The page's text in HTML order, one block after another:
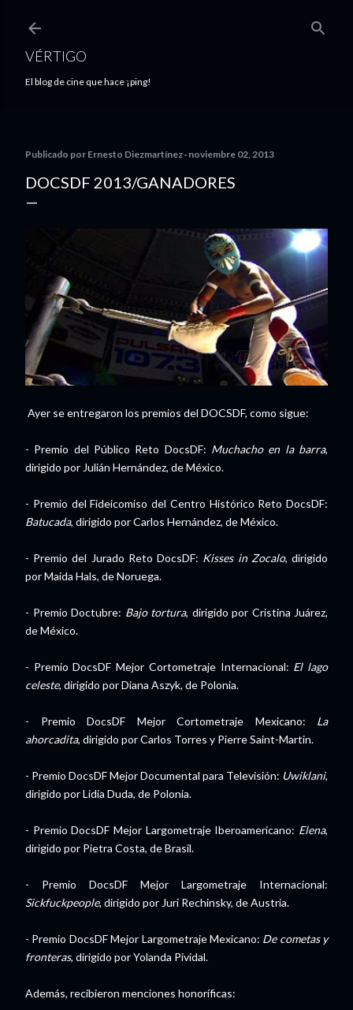
VÉRTIGO
El blog de cine que hace ¡ping!
Publicado por Ernesto Diezmartínez noviembre 02, 2013
DOCSDF 2013/GANADORES
Ayer se entregaron los premios del DOCSDF, como sigue:
- Premio del Público Reto DocsDF: Muchacho en la barra,
dirigido por Julián Hernández, de México.
- Premio del Fideicomiso del Centro Histórico Reto DocsDF:
Batucada, dirigido por Carlos Hernández, de México.
- Premio del Jurado Reto DocsDF: Kisses in Zocalo, dirigido
por Maida Hals, de Noruega.
- Premio Doctubre: Bajo tortura, dirigido por Cristina Juárez,
de México.
- Premio DocsDF Mejor Cortometraje Internacional: El lago
celeste, dirigido por Diana Aszyk, de Polonia.
- Premio DocsDF Mejor Cortometraje Mexicano: La
ahorcadita, dirigido por Carlos Torres y Pierre Saint-Martin.
- Premio DocsDF Mejor Documental para Televisión: Uwiklani,
dirigido por Lidia Duda, de Polonia.
- Premio DocsDF Mejor Largometraje Iberoamericano: Elena,
dirigido por Pietra Costa, de Brasil.
- Premio DocsDF Mejor Largometraje Internacional:
Sickfuckpeople, dirigido por Juri Rechinsky, de Austria.
- Premio DocsDF Mejor Largometraje Mexicano: De cometas y
fronteras, dirigido por Yolanda Pividal.
Además, recibieron menciones honoríficas: